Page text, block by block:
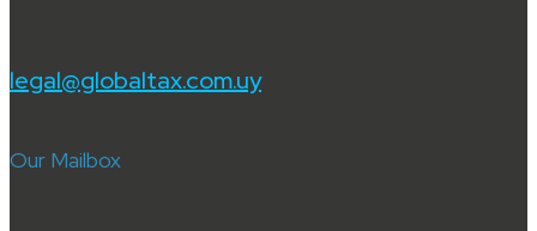
legal@globaltax.com.uy
Our Mailbox